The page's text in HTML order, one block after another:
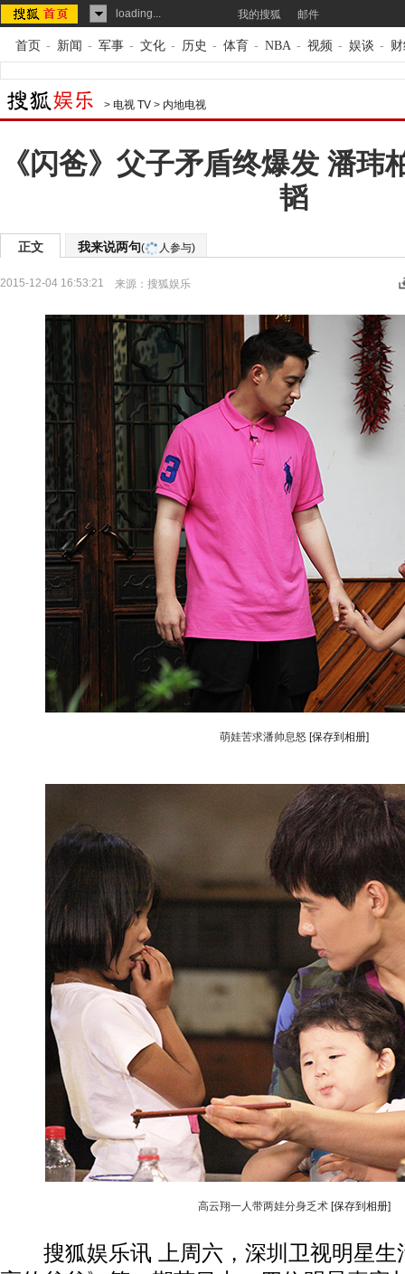
loading... 我的搜狐 邮件
首页 - 新闻 - 军事 - 文化 - 历史 - 体育 - NBA - 视频 - 娱谈 -
> 电视 TV > 内地电视
《闪爸》父子矛盾终爆发 潘玮
韬
正文 我来说两句( 人参与)
2015-12-04 16:53:21 来源： 搜狐娱乐
萌娃苦求潘帅息怒 [保存到相册]
高云翔一人带两娃分身乏术 [保存到相册]
搜狐娱乐讯 上周六，深圳卫视明星生